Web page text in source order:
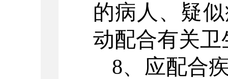
的病人、疑
动配合有关
8、应配合